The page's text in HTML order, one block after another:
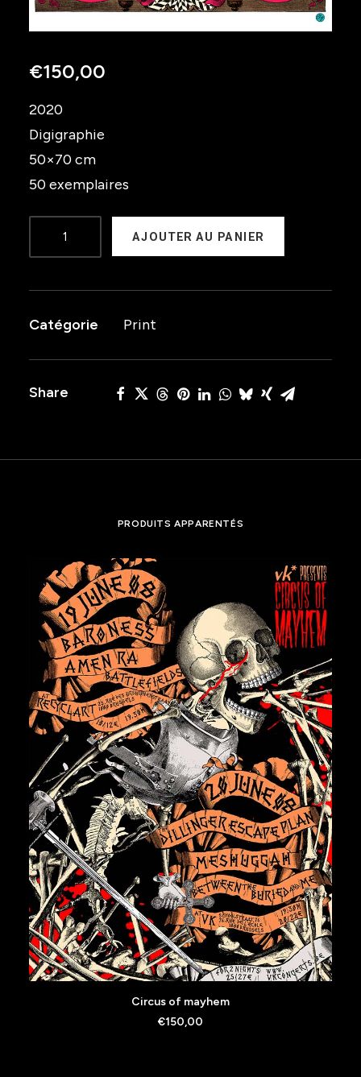
€150,00
2020
Digigraphie
50×70 cm
50 exemplaires
de
-
record
AJOUTER AU PANIER
Catégorie Print
Share
PRODUITS APPARENTÉS
AJOUTER AU PANIER
Circus of mayhem
€150,00